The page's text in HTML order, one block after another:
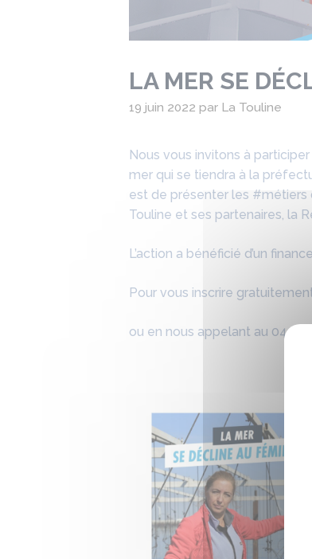
LA MER SE
19 juin 2022 par La Touline
Nous vous invitons à
mer qui se tiendra à la
est de présenter les #métiers
Touline et ses partenaires, la
L’action a bénéficié d’un
Pour vous inscrire
ou en nous appelant au 04 91